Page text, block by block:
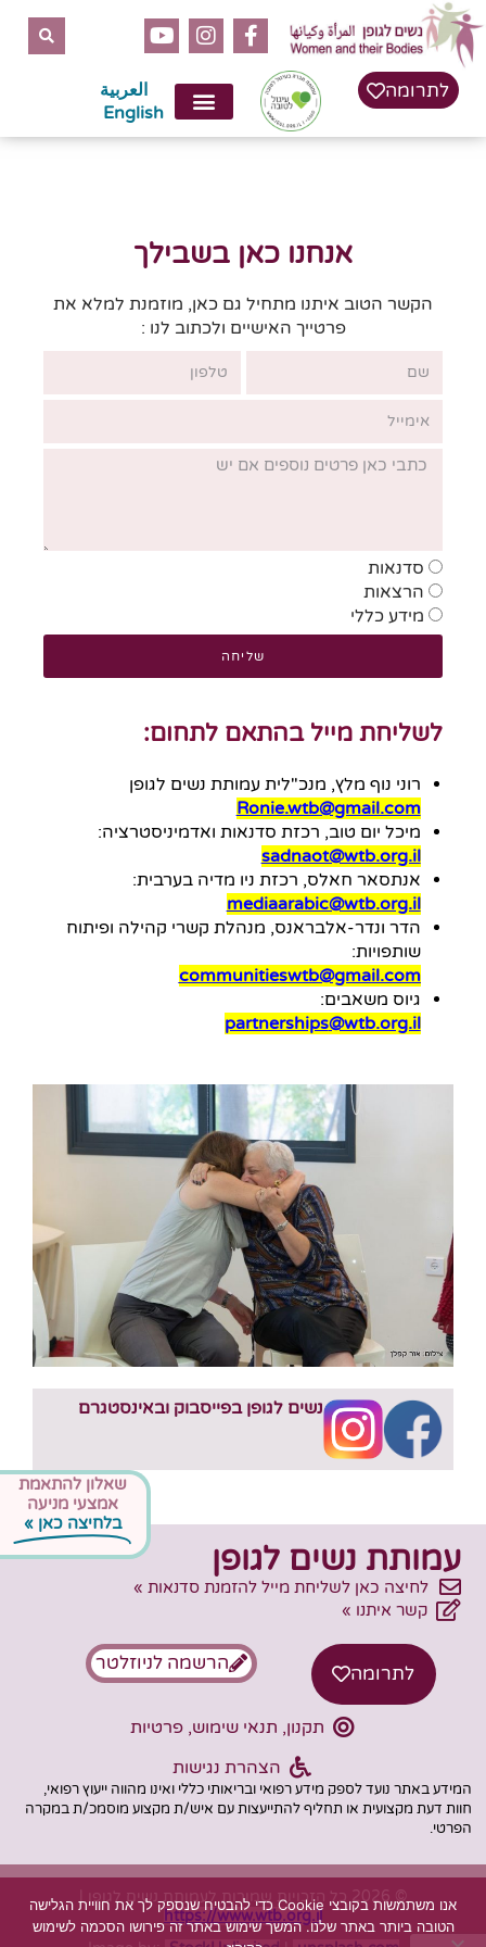
לתוכן
לתרומה
العربية
English
אנחנו כאן בשבילך
הקשר הטוב איתנו מתחיל גם כאן, מוזמנת למלא את
פרטייך האישיים ולכתוב לנו :
סדנאות
הרצאות
מידע כללי
שליחה
לשליחת מייל בהתאם לתחום:
רוני נוף מלץ, מנכ"לית עמותת נשים לגופן
Ronie.wtb@gmail.com
מיכל יום טוב, רכזת סדנאות ואדמיניסטרציה:
sadnaot@wtb.org.il
אנתסאר חאלס, רכזת ניו מדיה בערבית:
mediaarabic@wtb.org.il
הדר ונדר-אלבראנס, מנהלת קשרי קהילה ופיתוח
שותפויות:
communitieswtb@gmail.com
גיוס משאבים:
partnerships@wtb.org.il
נשים לגופן בפייסבוק ובאינסטגרם
עמותת נשים לגופן
לחיצה כאן לשליחת מייל להזמנת סדנאות »
קשר איתנו »
לתרומה הרשמה לניוזלטר
תקנון, תנאי שימוש, פרטיות
הצהרת נגישות
המידע באתר נועד לספק מידע רפואי ובריאותי כללי ואינו מהווה ייעוץ רפואי,
חוות דעת מקצועית או תחליף להתייעצות עם איש/ת מקצוע מוסמכ/ת במקרה
הפרטי.
שאלון להתאמת
אמצעי מניעה
בלחיצה כאן »
© 2026 כל הזכויות שמורות לעמותת נשים לגופן |
https://www.wtb.org.il
אנו משתמשות בקובצי Cookie כדי להבטיח שנספק לך את חוויית הגלישה
הטובה ביותר באתר שלנו. המשך שימוש באתר זה פירושו הסכמה לשימוש